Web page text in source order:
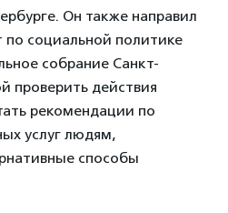
Он также направил
социальной политике
собрание Санкт-
проверить действия
рекомендации по
услуг людям,
способы